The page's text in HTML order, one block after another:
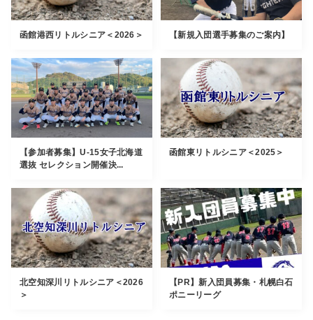
函館港西リトルシニア＜2026＞ 【新規入団選手募集のご案内】
【参加者募集】U-15女子北海道
選抜 セレクション開催決...
函館東リトルシニア＜2025＞
北空知深川リトルシニア＜2026
＞
【PR】新入団員募集・札幌白石
ポニーリーグ